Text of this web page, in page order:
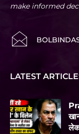
make informed
LATEST